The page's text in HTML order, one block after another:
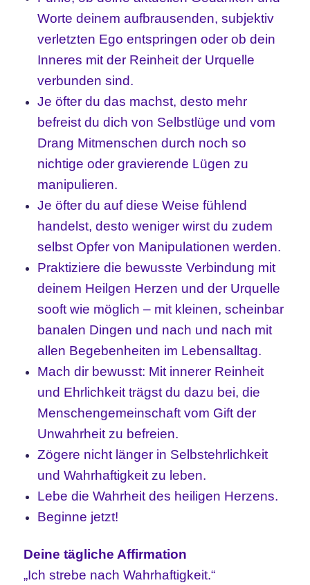
Worte deinem aufbrausenden, subjektiv
verletzten Ego entspringen oder ob dein
Inneres mit der Reinheit der Urquelle
verbunden sind.
Je öfter du das machst, desto mehr
befreist du dich von Selbstlüge und vom
Drang Mitmenschen durch noch so
nichtige oder gravierende Lügen zu
manipulieren.
Je öfter du auf diese Weise fühlend
handelst, desto weniger wirst du zudem
selbst Opfer von Manipulationen werden.
Praktiziere die bewusste Verbindung mit
deinem Heilgen Herzen und der Urquelle
sooft wie möglich – mit kleinen, scheinbar
banalen Dingen und nach und nach mit
allen Begebenheiten im Lebensalltag.
Mach dir bewusst: Mit innerer Reinheit
und Ehrlichkeit trägst du dazu bei, die
Menschengemeinschaft vom Gift der
Unwahrheit zu befreien.
Zögere nicht länger in Selbstehrlichkeit
und Wahrhaftigkeit zu leben.
Lebe die Wahrheit des heiligen Herzens.
Beginne jetzt!
Deine tägliche Affirmation
„Ich strebe nach Wahrhaftigkeit.“